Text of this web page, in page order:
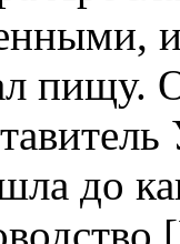
пищу.
до